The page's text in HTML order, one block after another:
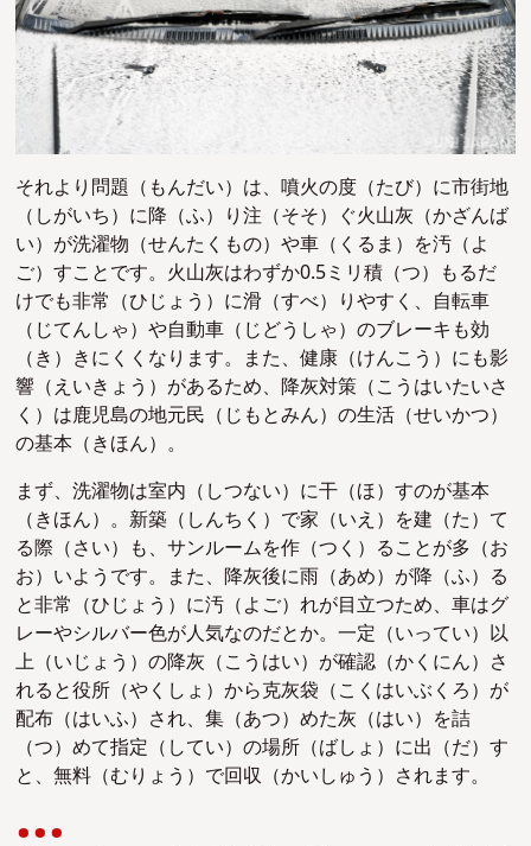
それより問題（もんだい）は、噴火の度（たび）に市街地
（しがいち）に降（ふ）り注（そそ）ぐ火山灰（かざんば
い）が洗濯物（せんたくもの）や車（くるま）を汚（よ
ご）すことです。 火山灰はわずか0.5ミリ積（つ）もるだ
けでも非常（ひじょう）に滑（すべ）りやすく、自転車
（じてんしゃ）や自動車（じどうしゃ）のブレーキも効
（き）きにくくなります。 また、健康（けんこう）にも影
響（えいきょう）があるため、降灰対策（こうはいたいさ
く）は鹿児島の地元民（じもとみん）の生活（せいかつ）
の基本（きほん）。
まず、洗濯物は室内（しつない）に干（ほ）すのが基本
（きほん）。新築（しんちく）で家（いえ）を建（た）て
る際（さい）も、サンルームを作（つく）ることが多（お
お）いようです。 また、降灰後に雨（あめ）が降（ふ）る
と非常（ひじょう）に汚（よご）れが目立つため、車はグ
レーやシルバー色が人気なのだとか。一定（いってい）以
上（いじょう）の降灰（こうはい）が確認（かくにん）さ
れると役所（やくしょ）から克灰袋（こくはいぶくろ）が
配布（はいふ）され、集（あつ）めた灰（はい）を詰
（つ）めて指定（してい）の場所（ばしょ）に出（だ）す
と、無料（むりょう）で回収（かいしゅう）されます。